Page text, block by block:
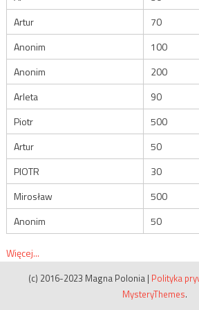
Artur
70
Anonim
100
Anonim
200
Arleta
90
Piotr
500
Artur
50
PIOTR
30
Mirosław
500
Anonim
50
Więcej...
(c) 2016-2023 Magna Polonia | Polityka
MysteryThemes.